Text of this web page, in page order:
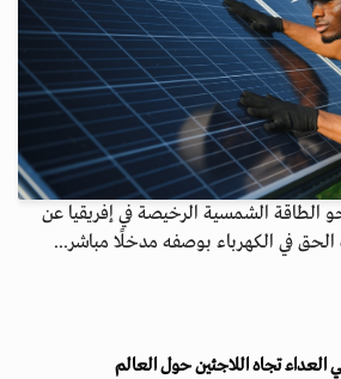
الطاقة الشمسية الرخيصة في إفريقيا عن
في الكهرباء بوصفه مدخلًا مباشر...
العداء تجاه اللاجئين حول العالم